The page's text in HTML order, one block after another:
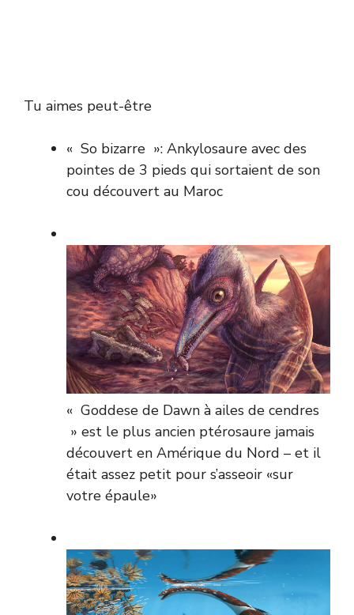
Tu aimes peut-être
« So bizarre »: Ankylosaure avec des
pointes de 3 pieds qui sortaient de son
cou découvert au Maroc
« Goddese de Dawn à ailes de cendres
» est le plus ancien ptérosaure jamais
découvert en Amérique du Nord – et il
était assez petit pour s’asseoir «sur
votre épaule»